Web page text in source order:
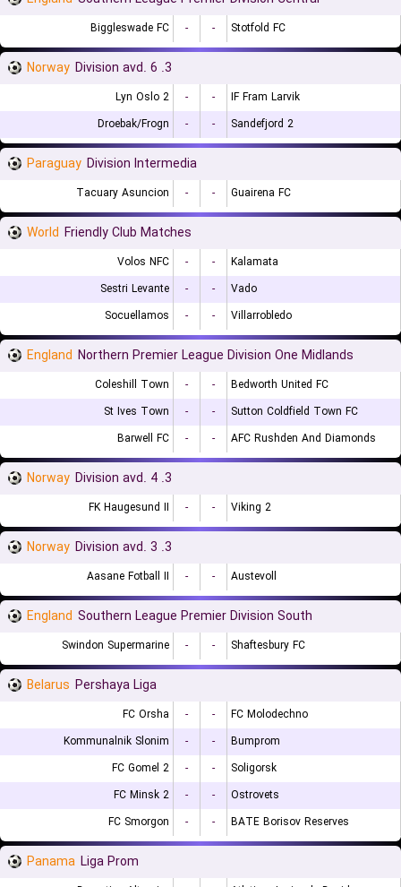
Biggleswade FC - - Stotfold FC
Norway 3. Division avd. 6
Lyn Oslo 2 - -
IF Fram Larvik
Droebak/Frogn
- - Sandefjord 2
Paraguay Division Intermedia
Tacuary Asuncion - - Guairena FC
World Friendly Club Matches
Volos NFC - -
Kalamata
Sestri Levante
- -
Vado
Socuellamos
- - Villarrobledo
England Northern Premier League Division One Midlands
Coleshill Town - -
Bedworth United FC
St Ives Town
- -
Sutton Coldfield Town FC
Barwell FC
- - AFC Rushden And Diamonds
Norway 3. Division avd. 4
FK Haugesund II - - Viking 2
Norway 3. Division avd. 3
Aasane Fotball II - - Austevoll
England Southern League Premier Division South
Swindon Supermarine - - Shaftesbury FC
Belarus Pershaya Liga
FC Orsha - -
FC Molodechno
Kommunalnik Slonim
- -
Bumprom
FC Gomel 2
- -
Soligorsk
FC Minsk 2
- -
Ostrovets
FC Smorgon
- - BATE Borisov Reserves
Panama Liga Prom